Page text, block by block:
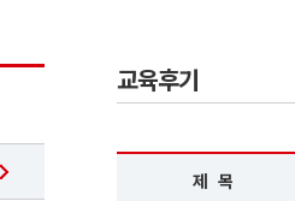
교육후기
제 목